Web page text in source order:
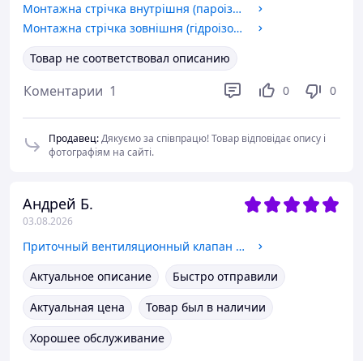
Монтажна стрічка внутрішня (пароізоляція) 100мм
Монтажна стрічка зовнішня (гідроізоляція) 100мм
Товар не соответствовал описанию
Коментарии 1 0 0
Продавец:Дякуємо за співпрацю! Товар відповідає опису і
фотографіям на сайті.
Андрей Б.
03.08.2026
Приточный вентиляционный клапан New-Air
Актуальное описание
Быстро отправили
Актуальная цена
Товар был в наличии
Хорошее обслуживание